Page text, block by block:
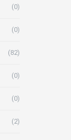
(0)
(0)
(82)
(0)
(0)
(2)